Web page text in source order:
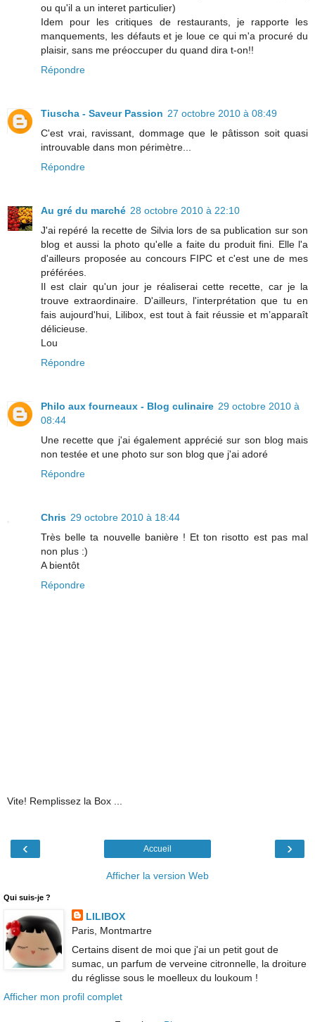
ou qu'il a un interet particulier)
Idem pour les critiques de restaurants, je rapporte les
manquements, les défauts et je loue ce qui m'a procuré du
plaisir, sans me préoccuper du quand dira t-on!!
Répondre
Tiuscha - Saveur Passion 27 octobre 2010 à 08:49
C'est vrai, ravissant, dommage que le pâtisson soit quasi
introuvable dans mon périmètre...
Répondre
Au gré du marché 28 octobre 2010 à 22:10
J'ai repéré la recette de Silvia lors de sa publication sur son
blog et aussi la photo qu'elle a faite du produit fini. Elle l'a
d'ailleurs proposée au concours FIPC et c'est une de mes
préférées.
Il est clair qu'un jour je réaliserai cette recette, car je la
trouve extraordinaire. D'ailleurs, l'interprétation que tu en
fais aujourd'hui, Lilibox, est tout à fait réussie et m’apparaît
délicieuse.
Lou
Répondre
Philo aux fourneaux - Blog culinaire 29 octobre 2010 à
08:44
Une recette que j'ai également apprécié sur son blog mais
non testée et une photo sur son blog que j'ai adoré
Répondre
Chris 29 octobre 2010 à 18:44
Très belle ta nouvelle banière ! Et ton risotto est pas mal
non plus :)
A bientôt
Répondre
Vite! Remplissez la Box ...
‹ ›
Accueil
Afficher la version Web
Qui suis-je ?
LILIBOX
Paris, Montmartre
Certains disent de moi que j'ai un petit gout de
sumac, un parfum de verveine citronnelle, la droiture
du réglisse sous le moelleux du loukoum !
Afficher mon profil complet